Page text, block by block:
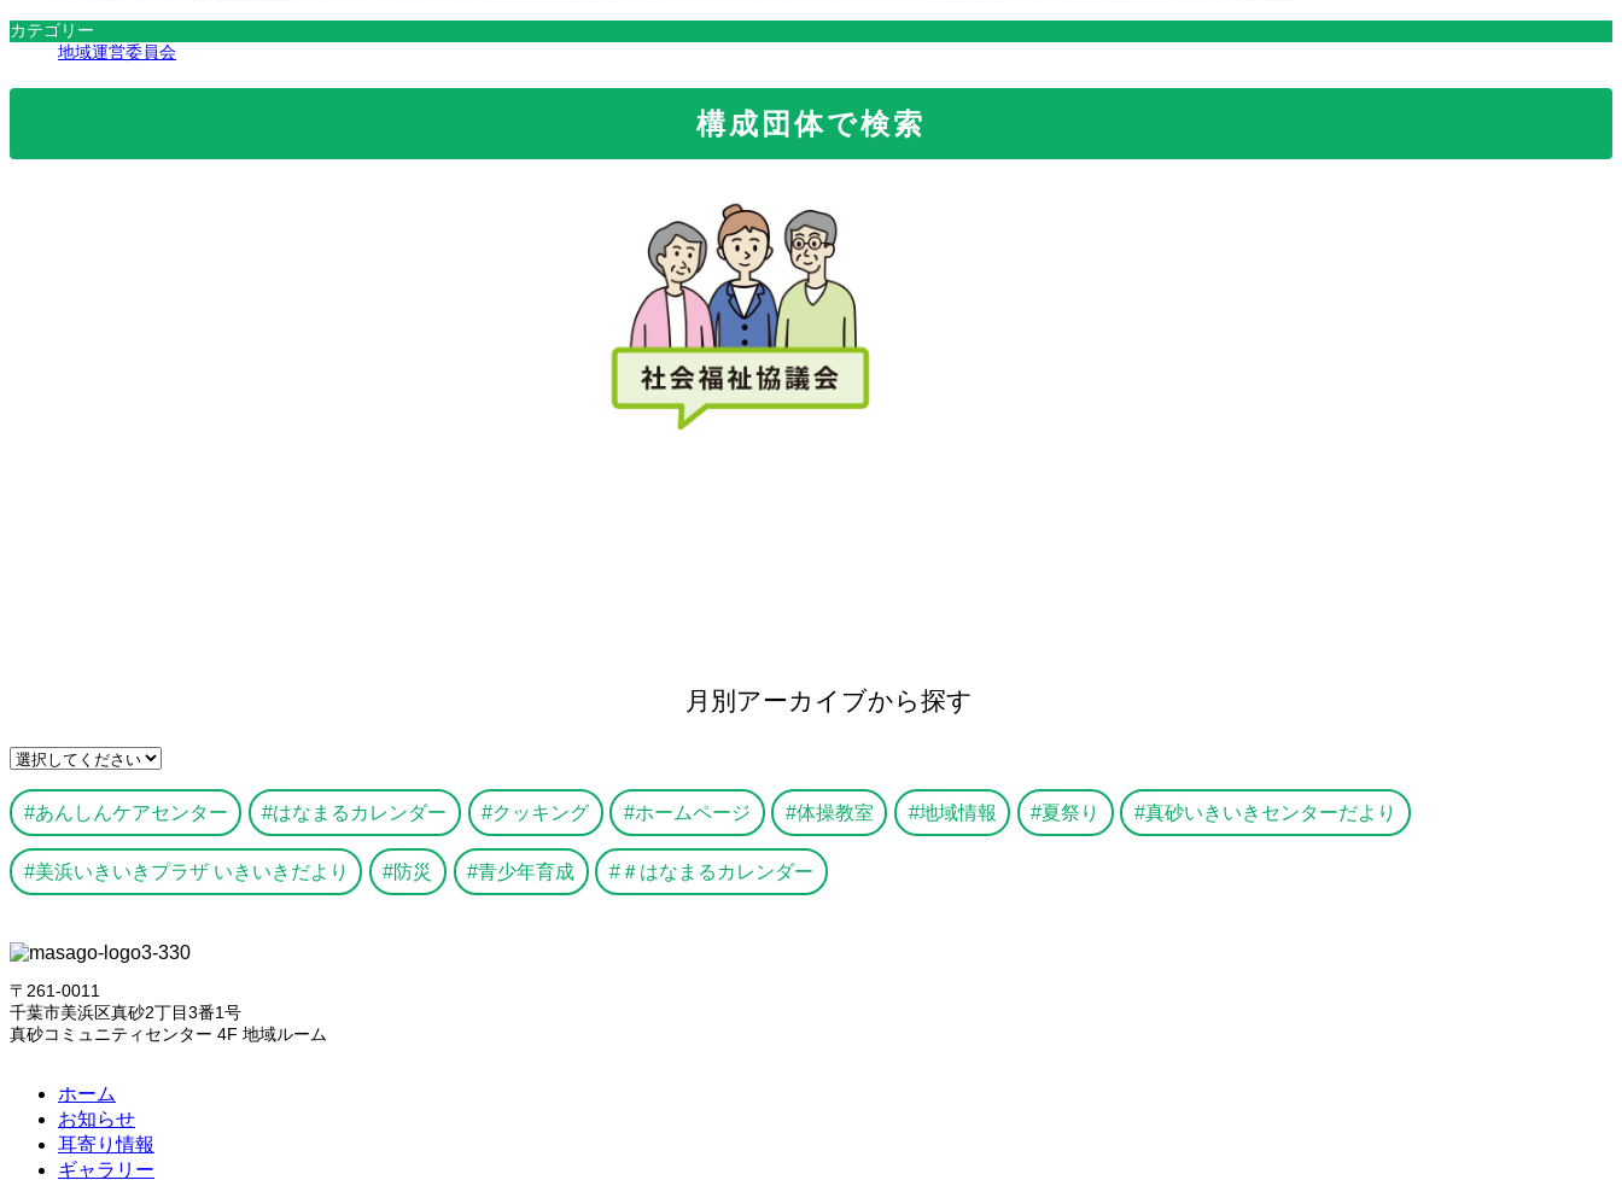
カテゴリー
地域運営委員会
構成団体で検索
月別アーカイブから探す
あんしんケアセンター はなまるカレンダー クッキング ホームページ 体操教室 地域情報 夏祭り 真砂いきいきセンターだより
美浜いきいきプラザ いきいきだより 防災 青少年育成 ＃はなまるカレンダー
〒261-0011
千葉市美浜区真砂2丁目3番1号
真砂コミュニティセンター 4F 地域ルーム
ホーム
お知らせ
耳寄り情報
ギャラリー